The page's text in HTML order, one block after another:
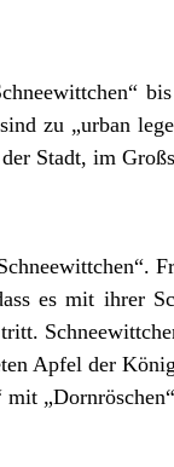
zu „urban
Stadt, im
es mit ihrer
Apfel der
mit